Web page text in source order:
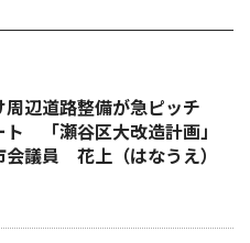
周辺道路整備が急ピッチ
ト 「瀬谷区大改造計画」
議員 花上（はなうえ）